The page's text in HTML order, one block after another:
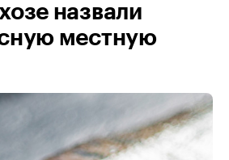
назвали
местную